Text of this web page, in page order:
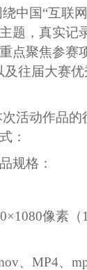
中国“互联
题，真实记
点聚焦参赛
及往届大赛
活动作品的
：
规格：
像素（
、MP4、